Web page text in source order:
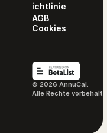
ichtlinie
AGB
Cookies
© 2026 AnnuCal.
Alle Rechte